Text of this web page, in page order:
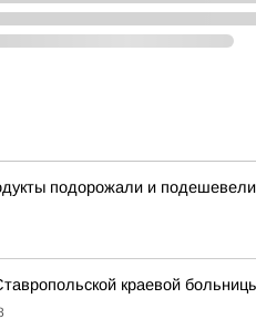
подорожали и
краевой